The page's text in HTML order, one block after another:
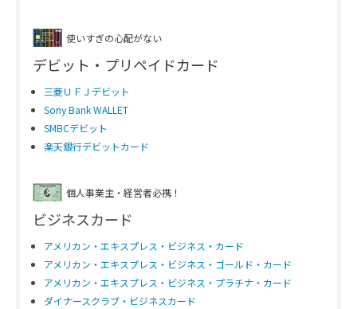
使いすぎの心配がない
デビット・プリペイドカード
三菱ＵＦＪデビット
Sony Bank WALLET
SMBCデビット
楽天銀行デビットカード
個人事業主・経営者必携！
ビジネスカード
アメリカン・エキスプレス・ビジネス・カード
アメリカン・エキスプレス・ビジネス・ゴールド・カード
アメリカン・エキスプレス・ビジネス・プラチナ・カード
ダイナースクラブ・ビジネスカード